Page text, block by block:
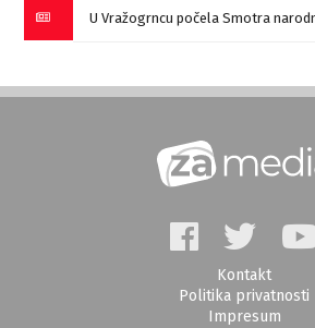
Kontakt
Politika privatnosti
Impresum